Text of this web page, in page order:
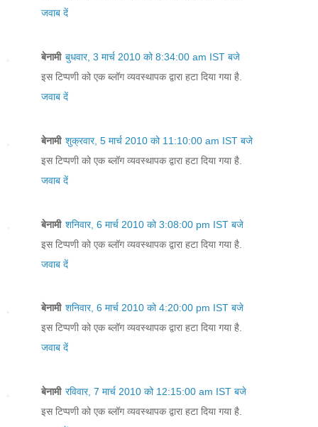
जवाब दें
बेनामी बुधवार, 3 मार्च 2010 को 8:34:00 am IST बजे
इस टिप्पणी को एक ब्लॉग व्यवस्थापक द्वारा हटा दिया गया है.
जवाब दें
बेनामी शुक्रवार, 5 मार्च 2010 को 11:10:00 am IST बजे
इस टिप्पणी को एक ब्लॉग व्यवस्थापक द्वारा हटा दिया गया है.
जवाब दें
बेनामी शनिवार, 6 मार्च 2010 को 3:08:00 pm IST बजे
इस टिप्पणी को एक ब्लॉग व्यवस्थापक द्वारा हटा दिया गया है.
जवाब दें
बेनामी शनिवार, 6 मार्च 2010 को 4:20:00 pm IST बजे
इस टिप्पणी को एक ब्लॉग व्यवस्थापक द्वारा हटा दिया गया है.
जवाब दें
बेनामी रविवार, 7 मार्च 2010 को 12:15:00 am IST बजे
इस टिप्पणी को एक ब्लॉग व्यवस्थापक द्वारा हटा दिया गया है.